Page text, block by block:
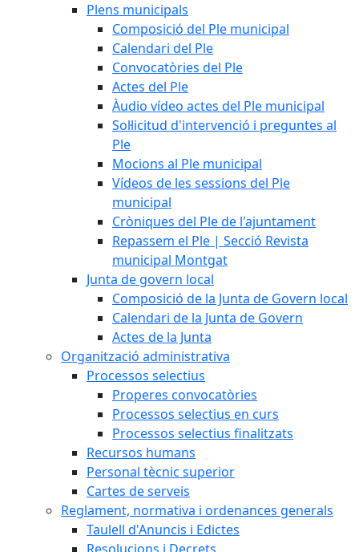
Plens municipals
Composició del Ple municipal
Calendari del Ple
Convocatòries del Ple
Actes del Ple
Àudio vídeo actes del Ple municipal
Sol·licitud d'intervenció i preguntes al
Ple
Mocions al Ple municipal
Vídeos de les sessions del Ple
municipal
Cròniques del Ple de l'ajuntament
Repassem el Ple | Secció Revista
municipal Montgat
Junta de govern local
Composició de la Junta de Govern local
Calendari de la Junta de Govern
Actes de la Junta
Organització administrativa
Processos selectius
Properes convocatòries
Processos selectius en curs
Processos selectius finalitzats
Recursos humans
Personal tècnic superior
Cartes de serveis
Reglament, normativa i ordenances generals
Taulell d'Anuncis i Edictes